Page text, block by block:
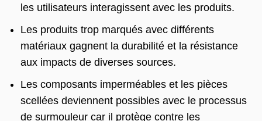
les utilisateurs interagissent avec les produits.
Les produits trop marqués avec différents
matériaux gagnent la durabilité et la résistance
aux impacts de diverses sources.
Les composants imperméables et les pièces
scellées deviennent possibles avec le processus
de surmouleur car il protège contre les